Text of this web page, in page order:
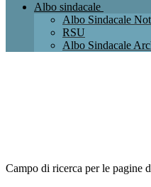
Albo sindacale
Albo Sindacale
RSU
Albo Sindacale
Campo di ricerca per le pagine